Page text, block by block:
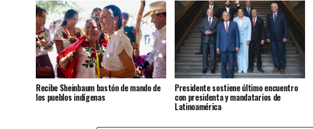
Recibe Sheinbaum bastón de mando de
los pueblos indígenas
Presidente sostiene último encuentro
con presidenta y mandatarios de
Latinoamérica